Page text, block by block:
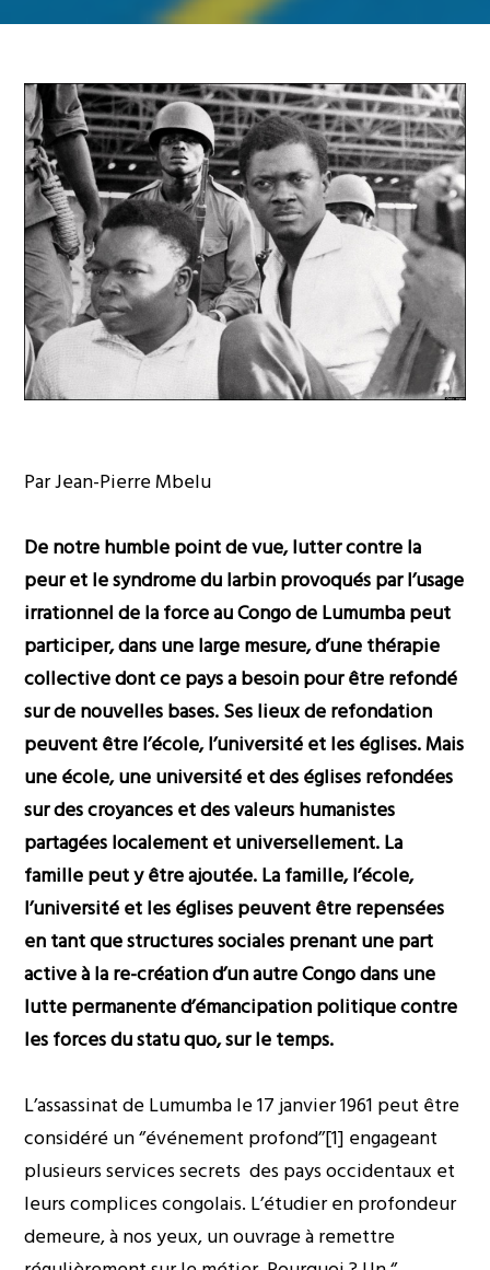
Par Jean-Pierre Mbelu
De notre humble point de vue, lutter contre la
peur et le syndrome du larbin provoqués par l’usage
irrationnel de la force au Congo de Lumumba peut
participer, dans une large mesure, d’une thérapie
collective dont ce pays a besoin pour être refondé
sur de nouvelles bases. Ses lieux de refondation
peuvent être l’école, l’université et les églises. Mais
une école, une université et des églises refondées
sur des croyances et des valeurs humanistes
partagées localement et universellement. La
famille peut y être ajoutée. La famille, l’école,
l’université et les églises peuvent être repensées
en tant que structures sociales prenant une part
active à la re-création d’un autre Congo dans une
lutte permanente d’émancipation politique contre
les forces du statu quo, sur le temps.
L’assassinat de Lumumba le 17 janvier 1961 peut être
considéré un ‘’événement profond’’[1] engageant
plusieurs services secrets des pays occidentaux et
leurs complices congolais. L’étudier en profondeur
demeure, à nos yeux, un ouvrage à remettre